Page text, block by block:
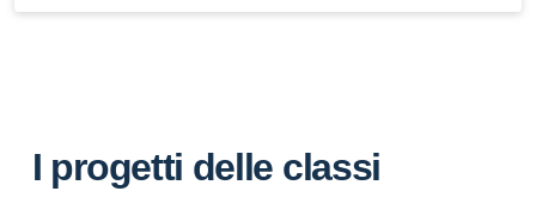
I progetti delle classi